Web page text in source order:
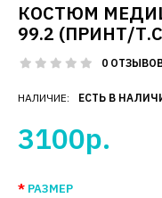
КОСТЮМ
99.2 (ПРИНТ/
0
НАЛИЧИЕ: ЕСТЬ В
3100р.
РАЗМЕР